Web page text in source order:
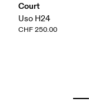
Court
Uso H24
CHF 250.00